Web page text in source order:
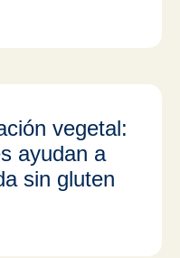
vegetal:
ayudan a
sin gluten